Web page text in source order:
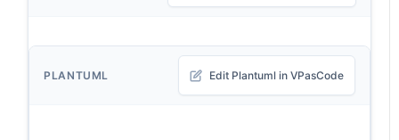
PLANTUML Edit Plantuml in VPasCode